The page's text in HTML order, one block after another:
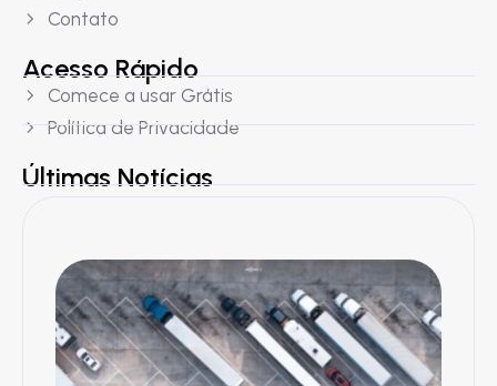
Contato
Acesso Rápido
Comece a usar Grátis
Política de Privacidade
Últimas Notícias